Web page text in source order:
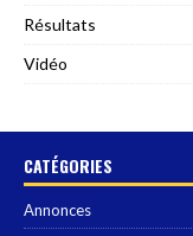
Résultats
Vidéo
CATÉGORIES
Annonces